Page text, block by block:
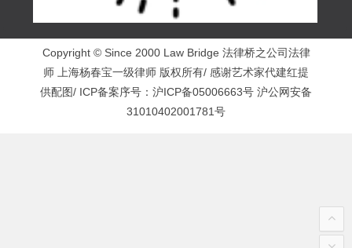
Copyright © Since 2000 Law Bridge 法律桥之公司法律
师 上海杨春宝一级律师 版权所有/ 感谢艺术家代建红提
供配图/ ICP备案序号： 沪ICP备05006663号 沪公网安备
31010402001781号